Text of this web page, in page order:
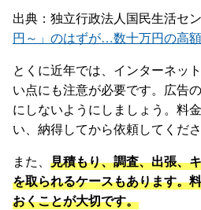
出典：独立行政法人国民生活セ
円～」のはずが…数十万円の高額
とくに近年では、インターネッ
い点にも注意が必要です。広告
にしないようにしましょう。料
い、納得してから依頼してくださ
また、 見積もり、調査、出張、
を取られるケースもあります。
おくことが大切です。